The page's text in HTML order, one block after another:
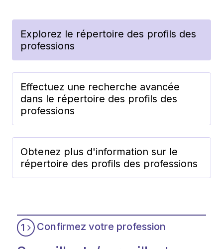
Explorez le répertoire des profils des
professions
Effectuez une recherche avancée
dans le répertoire des profils des
professions
Obtenez plus d'information sur le
répertoire des profils des professions
1 Confirmez votre profession